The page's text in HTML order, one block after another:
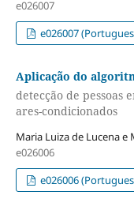
e026007
e026007
Aplicação do
detecção de pessoas
ares-condicionados
Maria Luiza de Lucena
e026006
e026006